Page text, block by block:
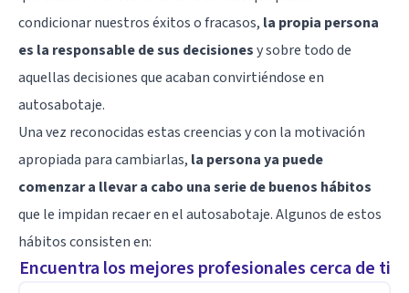
condicionar nuestros éxitos o fracasos, la propia persona
es la responsable de sus decisionesy sobre todo de
aquellas decisiones que acaban convirtiéndose en
autosabotaje.
Una vez reconocidas estas creencias y con la motivación
apropiada para cambiarlas, la persona ya puede
comenzar a llevar a cabo una serie de buenos hábitos
que le impidan recaer en el autosabotaje. Algunos de estos
hábitos consisten en:
Encuentra los mejores profesionales cerca de ti